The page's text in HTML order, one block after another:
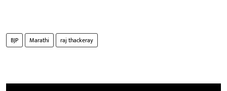
BJP Marathi raj thackeray